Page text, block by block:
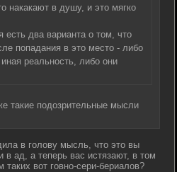
накакают в душу, и это мягко
есть два варианта о том, что
попадания в это место - либо
иная реальность, либо они
такие подозрительные мысли
в голову мысль, что это вы
в ад, а теперь вас истязают, в том
таких вот говно-сери-бериалов?